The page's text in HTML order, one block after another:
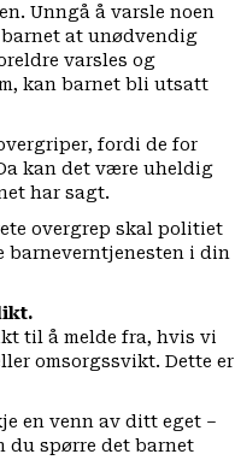
Unngå å varsle noen
at unødvendig
varsles og
kan barnet bli utsatt
fordi de for
kan det være uheldig
har sagt.
overgrep skal politiet
barneverntjenesten i din
til å melde fra, hvis vi
omsorgssvikt. Dette er
en venn av ditt eget –
du spørre det barnet